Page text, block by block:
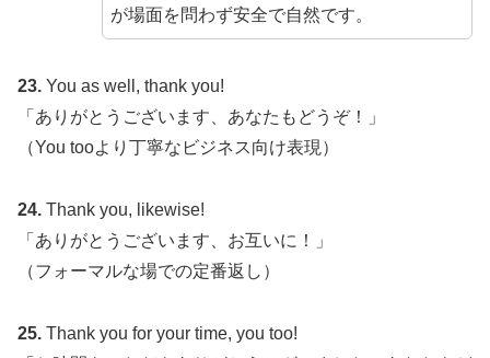
が場面を問わず安全で自然です。
23. You as well, thank you!
「ありがとうございます、あなたもどうぞ！」
（You tooより丁寧なビジネス向け表現）
24. Thank you, likewise!
「ありがとうございます、お互いに！」
（フォーマルな場での定番返し）
25. Thank you for your time, you too!